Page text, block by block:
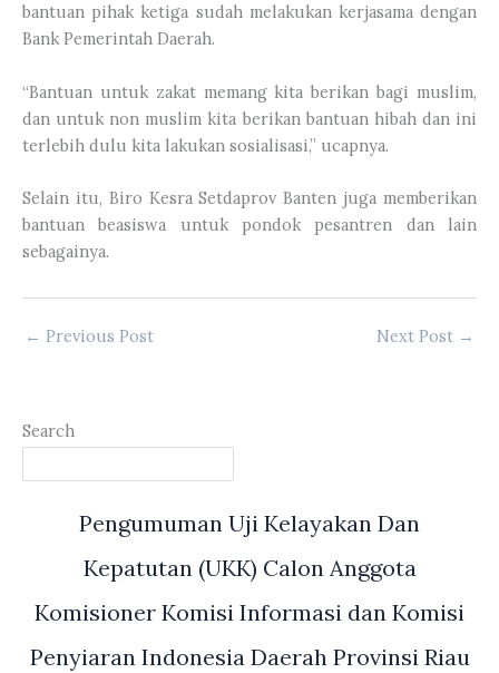
bantuan pihak ketiga sudah melakukan kerjasama dengan
Bank Pemerintah Daerah.
“Bantuan untuk zakat memang kita berikan bagi muslim,
dan untuk non muslim kita berikan bantuan hibah dan ini
terlebih dulu kita lakukan sosialisasi,” ucapnya.
Selain itu, Biro Kesra Setdaprov Banten juga memberikan
bantuan beasiswa untuk pondok pesantren dan lain
sebagainya.
← Previous Post Next Post →
Search
Pengumuman Uji Kelayakan Dan
Kepatutan (UKK) Calon Anggota
Komisioner Komisi Informasi dan Komisi
Penyiaran Indonesia Daerah Provinsi Riau